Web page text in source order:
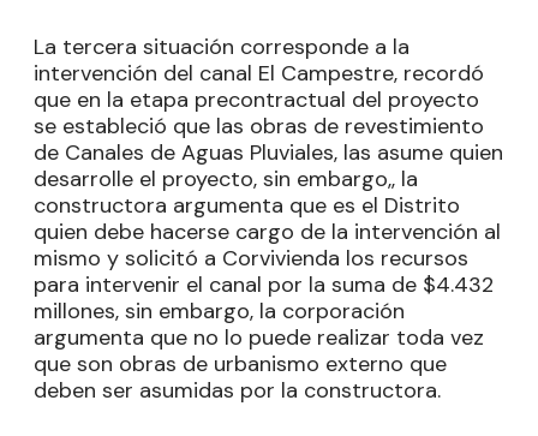
La tercera situación corresponde a la
intervención del canal El Campestre, recordó
que en la etapa precontractual del proyecto
se estableció que las obras de revestimiento
de Canales de Aguas Pluviales, las asume quien
desarrolle el proyecto, sin embargo,, la
constructora argumenta que es el Distrito
quien debe hacerse cargo de la intervención al
mismo y solicitó a Corvivienda los recursos
para intervenir el canal por la suma de $4.432
millones, sin embargo, la corporación
argumenta que no lo puede realizar toda vez
que son obras de urbanismo externo que
deben ser asumidas por la constructora.